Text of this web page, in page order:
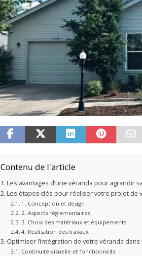
Contenu de l'article
Les avantages d’une véranda pour agrandir
Les étapes clés pour réaliser votre projet de
1. Conception et design
2. Aspects réglementaires
3. Choix des matériaux et équipements
4. Réalisation des travaux
Optimiser l’intégration de votre véranda
Continuité visuelle et fonctionnelle